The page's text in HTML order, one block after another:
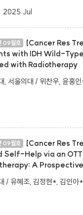
2025 Jul
09월호
[Cancer Res
with IDH Wild-
with Radiotherapy
, 서울의대 / 위찬우, 윤홍
09월호
[Cancer Res
Self-Help via an
A
/ 유혜조, 김정현*, 김인아*